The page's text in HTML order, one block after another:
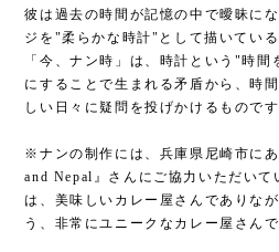
彼は過去の時間が記憶の中で曖昧に
ジを"柔らかな時計"として描いている
「今、ナン時」は、時計という"時
にすることで生まれる矛盾から、時
しい日々に疑問を投げかけるものです
※ナンの制作には、兵庫県尼崎市に
and Nepal』さんにご協力いただい
は、美味しいカレー屋さんでありな
う、非常にユニークなカレー屋さんで